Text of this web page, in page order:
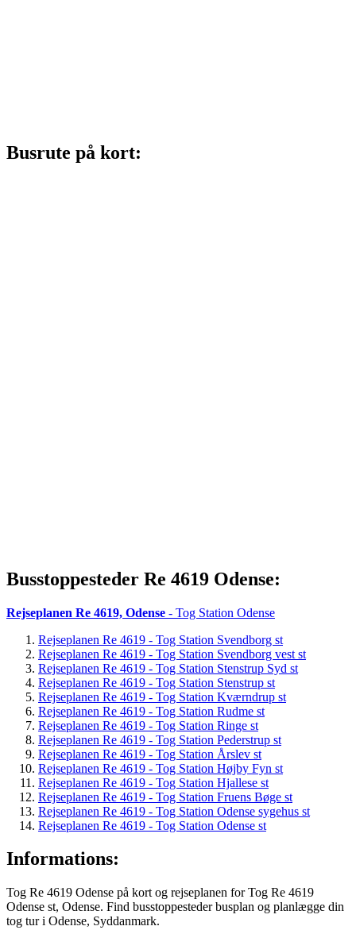
Busrute på kort:
Busstoppesteder Re 4619 Odense:
Rejseplanen Re 4619, Odense - Tog Station Odense
Rejseplanen Re 4619 - Tog Station Svendborg st
Rejseplanen Re 4619 - Tog Station Svendborg vest st
Rejseplanen Re 4619 - Tog Station Stenstrup Syd st
Rejseplanen Re 4619 - Tog Station Stenstrup st
Rejseplanen Re 4619 - Tog Station Kværndrup st
Rejseplanen Re 4619 - Tog Station Rudme st
Rejseplanen Re 4619 - Tog Station Ringe st
Rejseplanen Re 4619 - Tog Station Pederstrup st
Rejseplanen Re 4619 - Tog Station Årslev st
Rejseplanen Re 4619 - Tog Station Højby Fyn st
Rejseplanen Re 4619 - Tog Station Hjallese st
Rejseplanen Re 4619 - Tog Station Fruens Bøge st
Rejseplanen Re 4619 - Tog Station Odense sygehus st
Rejseplanen Re 4619 - Tog Station Odense st
Informations:
Tog Re 4619 Odense på kort og rejseplanen for Tog Re 4619
Odense st, Odense. Find busstoppesteder busplan og planlægge din
tog tur i Odense, Syddanmark.